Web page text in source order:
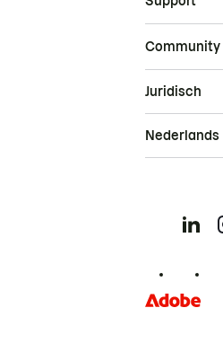
Community
Juridisch
Nederlands